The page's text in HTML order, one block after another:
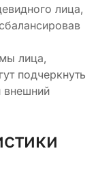
лица,
лица,
подчеркнуть
внешний